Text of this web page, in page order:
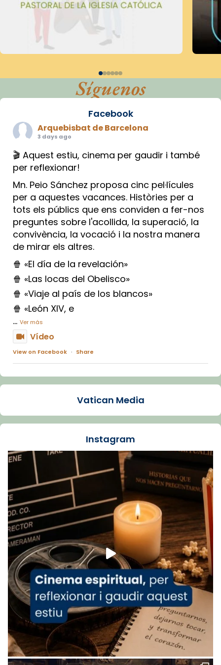
Síguenos
Facebook
Arquebisbat de Barcelona
3 days ago
🎬 Aquest estiu, cinema per gaudir i també
per reflexionar!
Mn. Peio Sánchez proposa cinc pel·lícules
per a aquestes vacances. Històries per a
tots els públics que ens conviden a fer-nos
preguntes sobre l'acollida, la superació, la
convivència, la vocació i la nostra manera
de mirar els altres.
🍿 «El día de la revelación»
🍿 «Las locas del Obelisco»
🍿 «Viaje al país de los blancos»
🍿 «León XIV, e
... Ver más
Vídeo
View on Facebook · Share
Arquebisbat de Barcelona
La Carmina va patir depressió. Fa gairebé
dos mesos, a l'Estadi Lluís Companys, la
Recupera l'entrevista comp
Vatican
tican News 👇
www.vaticannews.va/es/iglesia/news/2026-
07/carmina-historia-depresion-papa-viaje-
espana-testimoni...
Foto
View on Facebook · Share
Arquebisbat de Barcelona
2 weeks ago
«Avui les santes Juliana i Semproniana ens
ajuden a alçar la mirada»
Mons. Sergi Gordo, bisbe de Tortosa, ha
presidit aquest 27 de juliol la missa de Les
Santes de Mataró.
Vatican Media
Instagram